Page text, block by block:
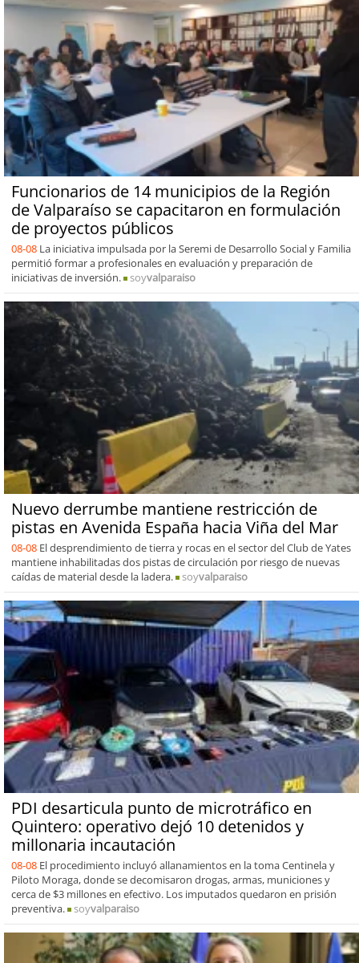
Funcionarios de 14 municipios de la Región
de Valparaíso se capacitaron en formulación
de proyectos públicos
08-08 La iniciativa impulsada por la Seremi de Desarrollo Social y Familia
permitió formar a profesionales en evaluación y preparación de
iniciativas de inversión.
soyvalparaiso
Nuevo derrumbe mantiene restricción de
pistas en Avenida España hacia Viña del Mar
08-08 El desprendimiento de tierra y rocas en el sector del Club de Yates
mantiene inhabilitadas dos pistas de circulación por riesgo de nuevas
caídas de material desde la ladera.
soyvalparaiso
PDI desarticula punto de microtráfico en
Quintero: operativo dejó 10 detenidos y
millonaria incautación
08-08 El procedimiento incluyó allanamientos en la toma Centinela y
Piloto Moraga, donde se decomisaron drogas, armas, municiones y
cerca de $3 millones en efectivo. Los imputados quedaron en prisión
preventiva.
soyvalparaiso